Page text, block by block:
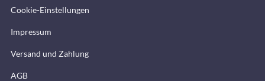
Cookie-Einstellungen
Impressum
Versand und Zahlung
AGB